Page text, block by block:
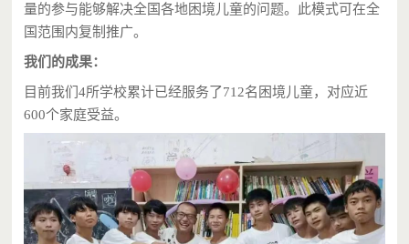
量的参与能够解决全国各地困境儿童的问题。此模式可在全
国范围内复制推广。
我们的成果：
目前我们4所学校累计已经服务了712名困境儿童，对应近
600个家庭受益。